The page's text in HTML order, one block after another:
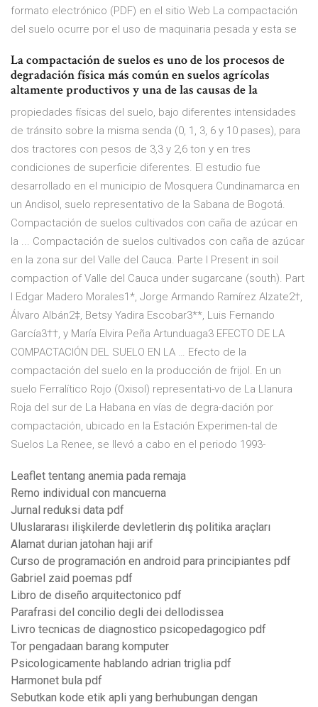
formato electrónico (PDF) en el sitio Web La compactación
del suelo ocurre por el uso de maquinaria pesada y esta se
La compactación de suelos es uno de los procesos de
degradación física más común en suelos agrícolas
altamente productivos y una de las causas de la
propiedades físicas del suelo, bajo diferentes intensidades
de tránsito sobre la misma senda (0, 1, 3, 6 y 10 pases), para
dos tractores con pesos de 3,3 y 2,6 ton y en tres
condiciones de superficie diferentes. El estudio fue
desarrollado en el municipio de Mosquera Cundinamarca en
un Andisol, suelo representativo de la Sabana de Bogotá.
Compactación de suelos cultivados con caña de azúcar en
la ... Compactación de suelos cultivados con caña de azúcar
en la zona sur del Valle del Cauca. Parte I Present in soil
compaction of Valle del Cauca under sugarcane (south). Part
I Edgar Madero Morales1*, Jorge Armando Ramírez Alzate2†,
Álvaro Albán2‡, Betsy Yadira Escobar3**, Luis Fernando
García3††, y María Elvira Peña Artunduaga3 EFECTO DE LA
COMPACTACIÓN DEL SUELO EN LA … Efecto de la
compactación del suelo en la producción de frijol. En un
suelo Ferralítico Rojo (Oxisol) representati-vo de La Llanura
Roja del sur de La Habana en vías de degra-dación por
compactación, ubicado en la Estación Experimen-tal de
Suelos La Renee, se llevó a cabo en el periodo 1993-
Leaflet tentang anemia pada remaja
Remo individual con mancuerna
Jurnal reduksi data pdf
Uluslararası ilişkilerde devletlerin dış politika araçları
Alamat durian jatohan haji arif
Curso de programación en android para principiantes pdf
Gabriel zaid poemas pdf
Libro de diseño arquitectonico pdf
Parafrasi del concilio degli dei dellodissea
Livro tecnicas de diagnostico psicopedagogico pdf
Tor pengadaan barang komputer
Psicologicamente hablando adrian triglia pdf
Harmonet bula pdf
Sebutkan kode etik apli yang berhubungan dengan